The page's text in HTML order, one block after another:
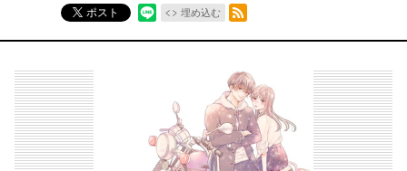
ポスト
埋め込む
RSSフィード